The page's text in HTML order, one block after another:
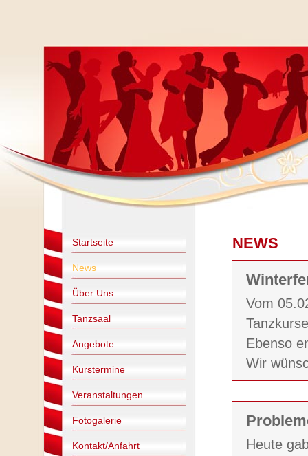
Startseite
News
Über Uns
Tanzsaal
Angebote
Kurstermine
Veranstaltungen
Fotogalerie
Kontakt/Anfahrt
NEWS
Vom
Ebenso
Wir
Heute